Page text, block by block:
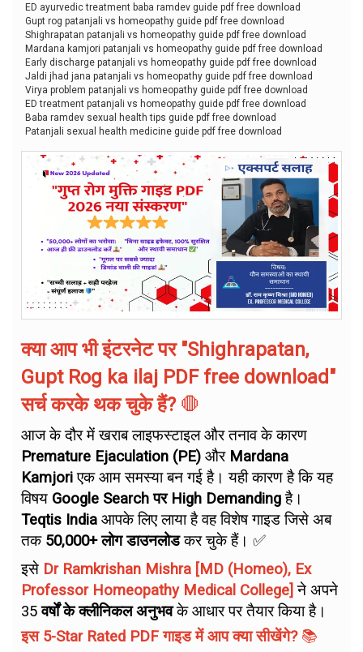
ED ayurvedic treatment baba ramdev guide pdf free download
Gupt rog patanjali vs homeopathy guide pdf free download
Shighrapatan patanjali vs homeopathy guide pdf free download
Mardana kamjori patanjali vs homeopathy guide pdf free download
Early discharge patanjali vs homeopathy guide pdf free download
Jaldi jhad jana patanjali vs homeopathy guide pdf free download
Virya problem patanjali vs homeopathy guide pdf free download
ED treatment patanjali vs homeopathy guide pdf free download
Baba ramdev sexual health tips guide pdf free download
Patanjali sexual health medicine guide pdf free download
क्या आप भी इंटरनेट पर "Shighrapatan,
Gupt Rog ka ilaj PDF free download"
सर्च करके थक चुके हैं?🛑
आज के दौर में खराब लाइफस्टाइल और तनाव के कारण
Premature Ejaculation (PE) और Mardana
Kamjoriएक आम समस्या बन गई है। यही कारण है कि यह
विषय Google Search पर High Demandingहै।
Teqtis India आपके लिए लाया है वह विशेष गाइड जिसे अब
तक 50,000+ लोग डाउनलोडकर चुके हैं। ✅
इसे Dr Ramkrishan Mishra [MD (Homeo), Ex
Professor Homeopathy Medical College] ने अपने
35वर्षों के क्लीनिकल अनुभवके आधार पर तैयार किया है।
इस 5-Star Rated PDF गाइड में आप क्या सीखेंगे?📚